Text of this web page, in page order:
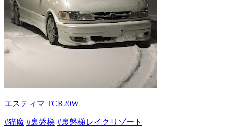
エスティマ TCR20W
#猫魔 #裏磐梯 #裏磐梯レイクリゾート